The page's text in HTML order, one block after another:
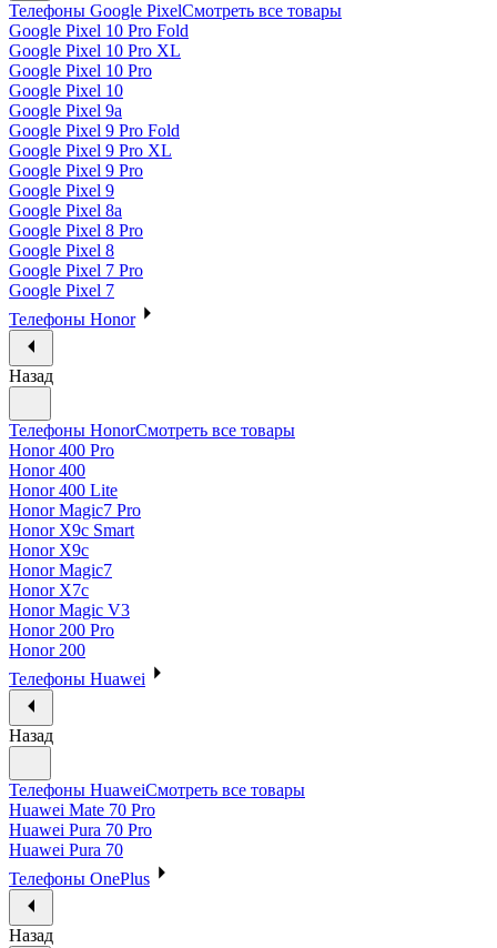
Телефоны Google PixelСмотреть все товары
Google Pixel 10 Pro Fold
Google Pixel 10 Pro XL
Google Pixel 10 Pro
Google Pixel 10
Google Pixel 9a
Google Pixel 9 Pro Fold
Google Pixel 9 Pro XL
Google Pixel 9 Pro
Google Pixel 9
Google Pixel 8a
Google Pixel 8 Pro
Google Pixel 8
Google Pixel 7 Pro
Google Pixel 7
Телефоны Honor
Назад
Телефоны HonorСмотреть все товары
Honor 400 Pro
Honor 400
Honor 400 Lite
Honor Magic7 Pro
Honor X9c Smart
Honor X9c
Honor Magic7
Honor X7c
Honor Magic V3
Honor 200 Pro
Honor 200
Телефоны Huawei
Назад
Телефоны HuaweiСмотреть все товары
Huawei Mate 70 Pro
Huawei Pura 70 Pro
Huawei Pura 70
Телефоны OnePlus
Назад